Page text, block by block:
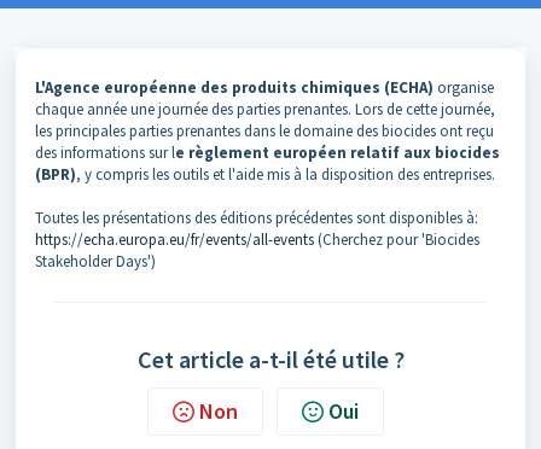
L'Agence européenne des produits chimiques (ECHA) organise
chaque année une journée des parties prenantes. Lors de cette journée,
les principales parties prenantes dans le domaine des biocides ont reçu
des informations sur le règlement européen relatif aux biocides
(BPR), y compris les outils et l'aide mis à la disposition des entreprises.
Toutes les présentations des éditions précédentes sont disponibles à:
https://echa.europa.eu/fr/events/all-events(Cherchez pour 'Biocides
Stakeholder Days')
Cet article a-t-il été utile ?
Non Oui